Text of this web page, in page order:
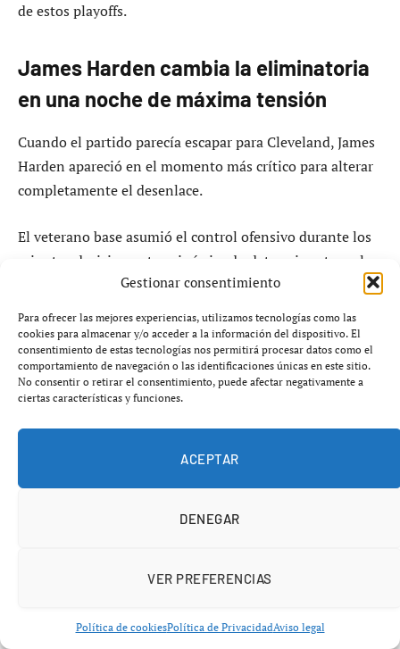
Gestionar consentimiento
Para ofrecer las mejores experiencias, utilizamos tecnologías como las
cookies para almacenar y/o acceder a la información del dispositivo. El
consentimiento de estas tecnologías nos permitirá procesar datos como el
comportamiento de navegación o las identificaciones únicas en este sitio.
No consentir o retirar el consentimiento, puede afectar negativamente a
ciertas características y funciones.
ACEPTAR
DENEGAR
VER PREFERENCIAS
Política de cookiesPolítica de PrivacidadAviso legal
de estos playoffs.
James Harden cambia la eliminatoria
en una noche de máxima tensión
Cuando el partido parecía escapar para Cleveland, James
Harden apareció en el momento más crítico para alterar
completamente el desenlace.
El veterano base asumió el control ofensivo durante los
minutos decisivos y terminó siendo determinante en la
prórroga, manteniendo con vida a unos Cavaliers que
parecían al borde del colapso competitivo.
La actuación reabre además el eterno debate sobre
Harden: cuestionado durante años por su rendimiento
en playoffs, pero todavía capaz de dominar escenarios de
máxima presión.
Detroit deja escapar una oportunidad
había conseguido controlar amplios tramos del
prácticamente sentenciada la serie.